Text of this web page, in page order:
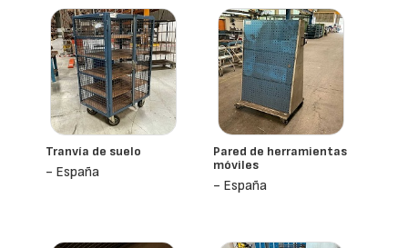
Tranvía de suelo
- España
Pared de herramientas
móviles
- España